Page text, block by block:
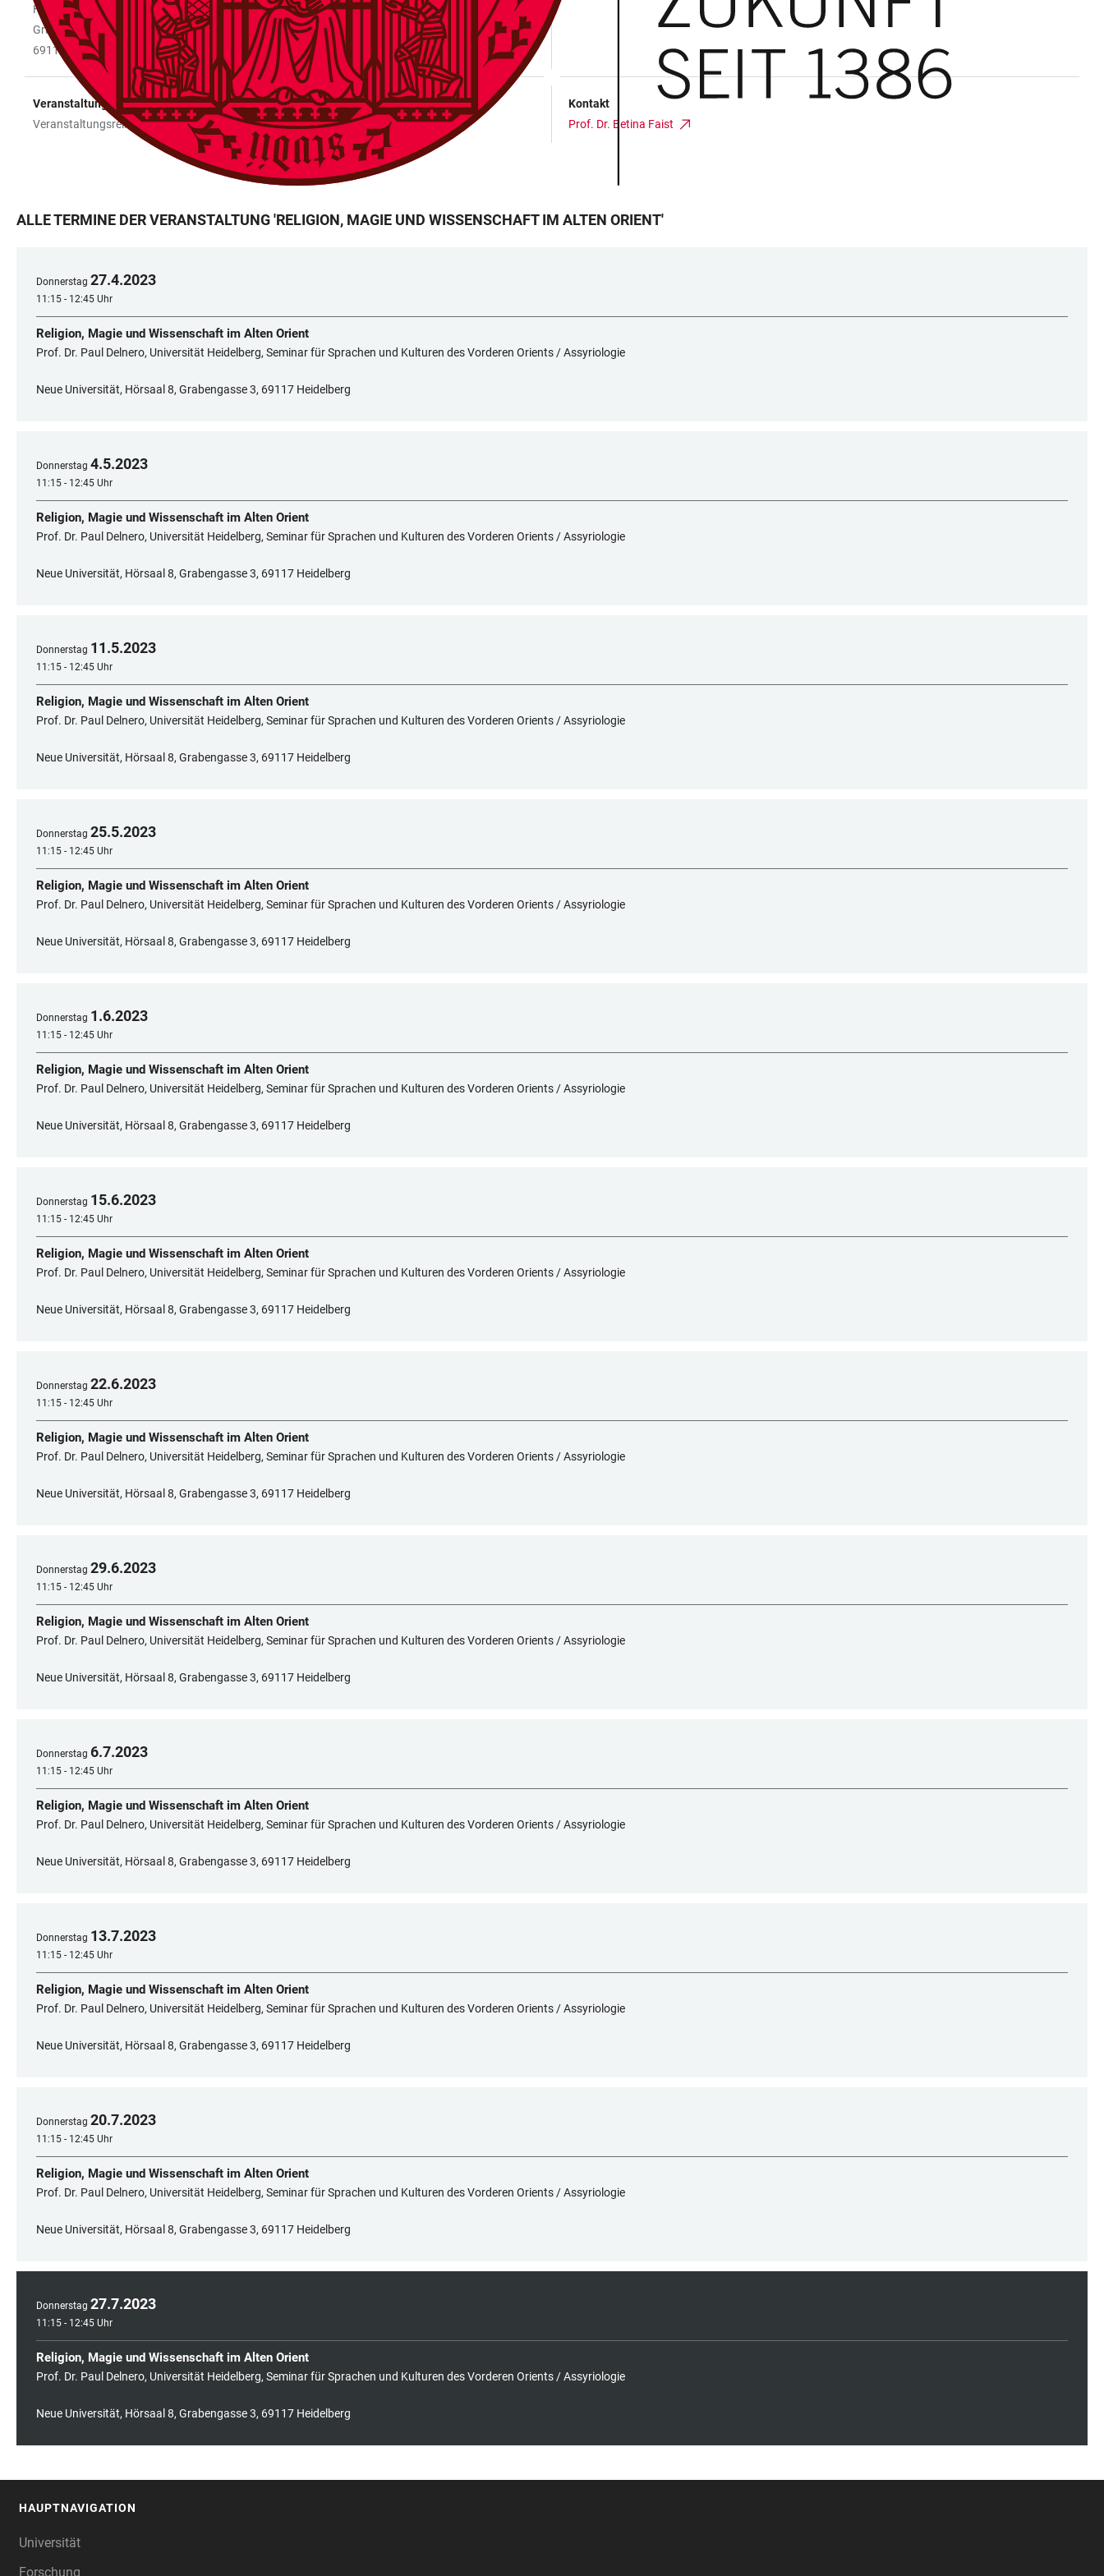
Hörsaal 8
Grabengasse 3
69117 Heidelberg
Veranstaltungstyp
Veranstaltungsreihe
Kontakt
Prof. Dr. Betina Faist
ALLE TERMINE DER VERANSTALTUNG'RELIGION, MAGIE UND WISSENSCHAFT IM ALTEN ORIENT'
Donnerstag 27.4.2023
11:15 - 12:45 Uhr
Religion, Magie und Wissenschaft im Alten Orient
Prof. Dr. Paul Delnero, Universität Heidelberg, Seminar für Sprachen und Kulturen des Vorderen Orients / Assyriologie
Neue Universität, Hörsaal 8, Grabengasse 3, 69117 Heidelberg
Donnerstag 4.5.2023
11:15 - 12:45 Uhr
Religion, Magie und Wissenschaft im Alten Orient
Prof. Dr. Paul Delnero, Universität Heidelberg, Seminar für Sprachen und Kulturen des Vorderen Orients / Assyriologie
Neue Universität, Hörsaal 8, Grabengasse 3, 69117 Heidelberg
Donnerstag 11.5.2023
11:15 - 12:45 Uhr
Religion, Magie und Wissenschaft im Alten Orient
Prof. Dr. Paul Delnero, Universität Heidelberg, Seminar für Sprachen und Kulturen des Vorderen Orients / Assyriologie
Neue Universität, Hörsaal 8, Grabengasse 3, 69117 Heidelberg
Donnerstag 25.5.2023
11:15 - 12:45 Uhr
Religion, Magie und Wissenschaft im Alten Orient
Prof. Dr. Paul Delnero, Universität Heidelberg, Seminar für Sprachen und Kulturen des Vorderen Orients / Assyriologie
Neue Universität, Hörsaal 8, Grabengasse 3, 69117 Heidelberg
Donnerstag 1.6.2023
11:15 - 12:45 Uhr
Religion, Magie und Wissenschaft im Alten Orient
Prof. Dr. Paul Delnero, Universität Heidelberg, Seminar für Sprachen und Kulturen des Vorderen Orients / Assyriologie
Neue Universität, Hörsaal 8, Grabengasse 3, 69117 Heidelberg
Donnerstag 15.6.2023
11:15 - 12:45 Uhr
Religion, Magie und Wissenschaft im Alten Orient
Prof. Dr. Paul Delnero, Universität Heidelberg, Seminar für Sprachen und Kulturen des Vorderen Orients / Assyriologie
Neue Universität, Hörsaal 8, Grabengasse 3, 69117 Heidelberg
Donnerstag 22.6.2023
11:15 - 12:45 Uhr
Religion, Magie und Wissenschaft im Alten Orient
Prof. Dr. Paul Delnero, Universität Heidelberg, Seminar für Sprachen und Kulturen des Vorderen Orients / Assyriologie
Neue Universität, Hörsaal 8, Grabengasse 3, 69117 Heidelberg
Donnerstag 29.6.2023
11:15 - 12:45 Uhr
Religion, Magie und Wissenschaft im Alten Orient
Prof. Dr. Paul Delnero, Universität Heidelberg, Seminar für Sprachen und Kulturen des Vorderen Orients / Assyriologie
Neue Universität, Hörsaal 8, Grabengasse 3, 69117 Heidelberg
Donnerstag 6.7.2023
11:15 - 12:45 Uhr
Religion, Magie und Wissenschaft im Alten Orient
Prof. Dr. Paul Delnero, Universität Heidelberg, Seminar für Sprachen und Kulturen des Vorderen Orients / Assyriologie
Neue Universität, Hörsaal 8, Grabengasse 3, 69117 Heidelberg
Donnerstag 13.7.2023
11:15 - 12:45 Uhr
Religion, Magie und Wissenschaft im Alten Orient
Prof. Dr. Paul Delnero, Universität Heidelberg, Seminar für Sprachen und Kulturen des Vorderen Orients / Assyriologie
Neue Universität, Hörsaal 8, Grabengasse 3, 69117 Heidelberg
Donnerstag 20.7.2023
11:15 - 12:45 Uhr
Religion, Magie und Wissenschaft im Alten Orient
Prof. Dr. Paul Delnero, Universität Heidelberg, Seminar für Sprachen und Kulturen des Vorderen Orients / Assyriologie
Neue Universität, Hörsaal 8, Grabengasse 3, 69117 Heidelberg
Donnerstag 27.7.2023
11:15 - 12:45 Uhr
Religion, Magie und Wissenschaft im Alten Orient
Prof. Dr. Paul Delnero, Universität Heidelberg, Seminar für Sprachen und Kulturen des Vorderen Orients / Assyriologie
Neue Universität, Hörsaal 8, Grabengasse 3, 69117 Heidelberg
HAUPTNAVIGATION
Universität
Forschung